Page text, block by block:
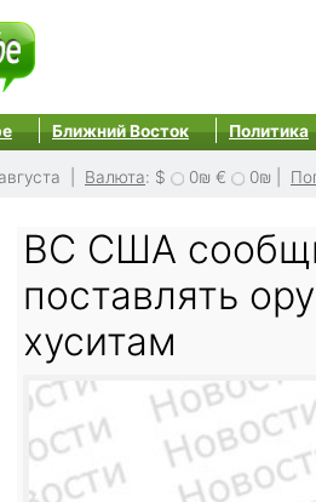
Ближний Восток Политика
| Валюта: $ 0₪ € 0₪
ВС США
поставлять
хуситам